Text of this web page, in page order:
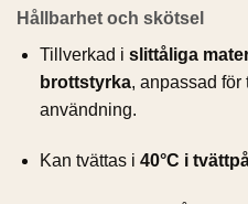
Hållbarhet och skötsel
Tillverkad i slittåliga
brottstyrka, anpassad för
användning.
Kan tvättas i 40°C i